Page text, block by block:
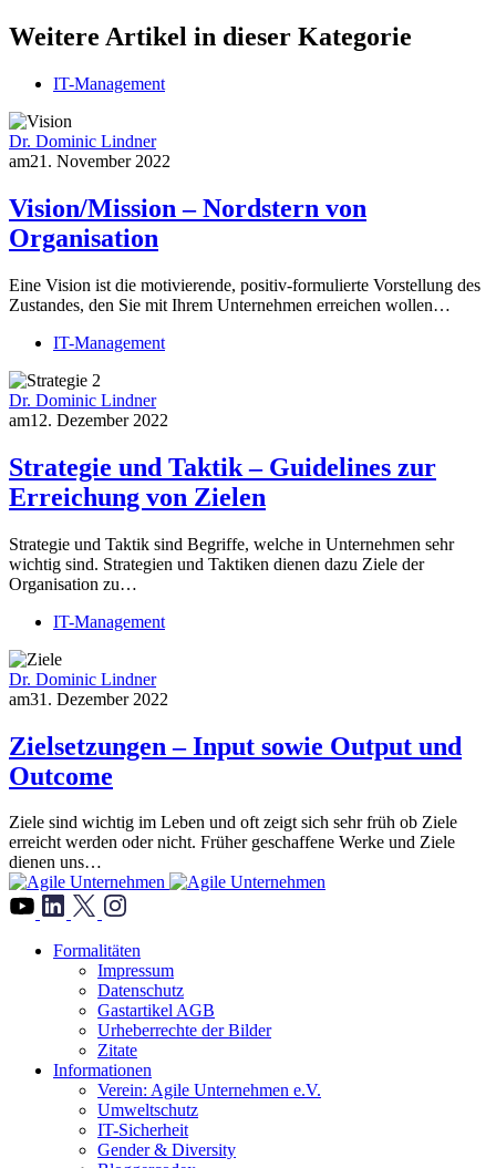
Weitere Artikel in dieser Kategorie
IT-Management
Dr. Dominic Lindner
am21. November 2022
Vision/Mission – Nordstern von
Organisation
Eine Vision ist die motivierende, positiv-formulierte Vorstellung des
Zustandes, den Sie mit Ihrem Unternehmen erreichen wollen…
IT-Management
Dr. Dominic Lindner
am12. Dezember 2022
Strategie und Taktik – Guidelines zur
Erreichung von Zielen
Strategie und Taktik sind Begriffe, welche in Unternehmen sehr
wichtig sind. Strategien und Taktiken dienen dazu Ziele der
Organisation zu…
IT-Management
Dr. Dominic Lindner
am31. Dezember 2022
Zielsetzungen – Input sowie Output und
Outcome
Ziele sind wichtig im Leben und oft zeigt sich sehr früh ob Ziele
erreicht werden oder nicht. Früher geschaffene Werke und Ziele
dienen uns…
Formalitäten
Impressum
Datenschutz
Gastartikel AGB
Urheberrechte der Bilder
Zitate
Informationen
Verein: Agile Unternehmen e.V.
Umweltschutz
IT-Sicherheit
Gender & Diversity